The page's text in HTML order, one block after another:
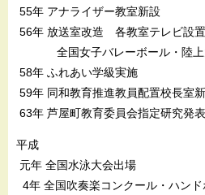
55年 アナライザー教室新設
56年 放送室改造 各教室テレビ設置
全国女子バレーボール・陸上
58年 ふれあい学級実施
59年 同和教育推進教員配置校長室
63年 芦屋町教育委員会指定研究発
平成
元年 全国水泳大会出場
4年 全国吹奏楽コンクール・ハン